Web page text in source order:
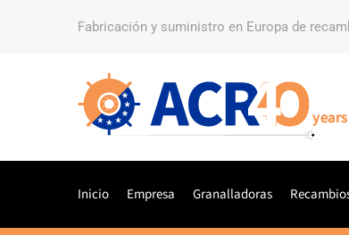
Fabricación y suministro en Europa de
Inicio Empresa Granalladoras